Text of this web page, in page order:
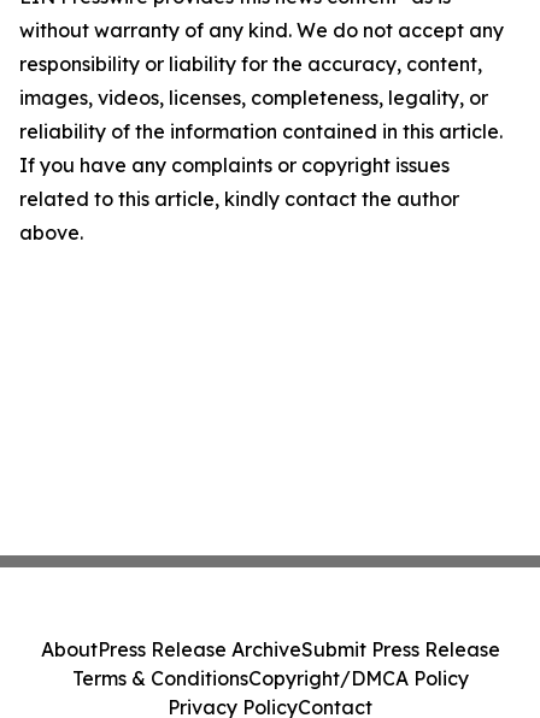
without warranty of any kind. We do not accept any
responsibility or liability for the accuracy, content,
images, videos, licenses, completeness, legality, or
reliability of the information contained in this article.
If you have any complaints or copyright issues
related to this article, kindly contact the author
above.
AboutPress Release ArchiveSubmit Press Release
Terms & ConditionsCopyright/DMCA Policy
Privacy PolicyContact